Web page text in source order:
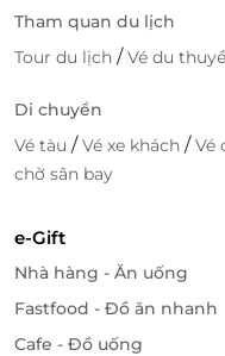
Tham quan du lịch
Tour du lịch /Vé du
Di chuyển
Vé tàu /Vé xe khách /Vé
chờ sân bay
e-Gift
Nhà hàng - Ăn uống
Fastfood - Đồ ăn nhanh
Cafe - Đồ uống